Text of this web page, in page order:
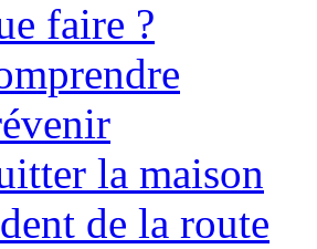
faire ?
la maison
de la route